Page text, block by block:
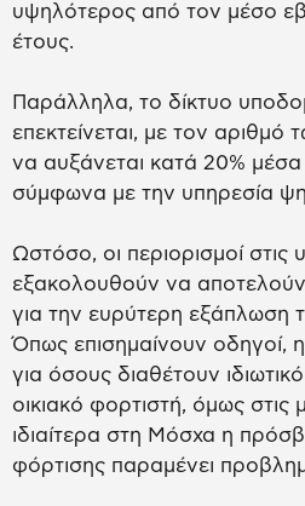
υψηλότερος από τον μέσο
έτους.
Παράλληλα, το δίκτυο
επεκτείνεται, με τον
να αυξάνεται κατά 20%
σύμφωνα με την υπηρεσία
Ωστόσο, οι περιορισμοί στις
εξακολουθούν να
για την ευρύτερη εξάπλωση
Όπως επισημαίνουν οδηγοί,
για όσους διαθέτουν
οικιακό φορτιστή, όμως στις
ιδιαίτερα στη Μόσχα η
φόρτισης παραμένει